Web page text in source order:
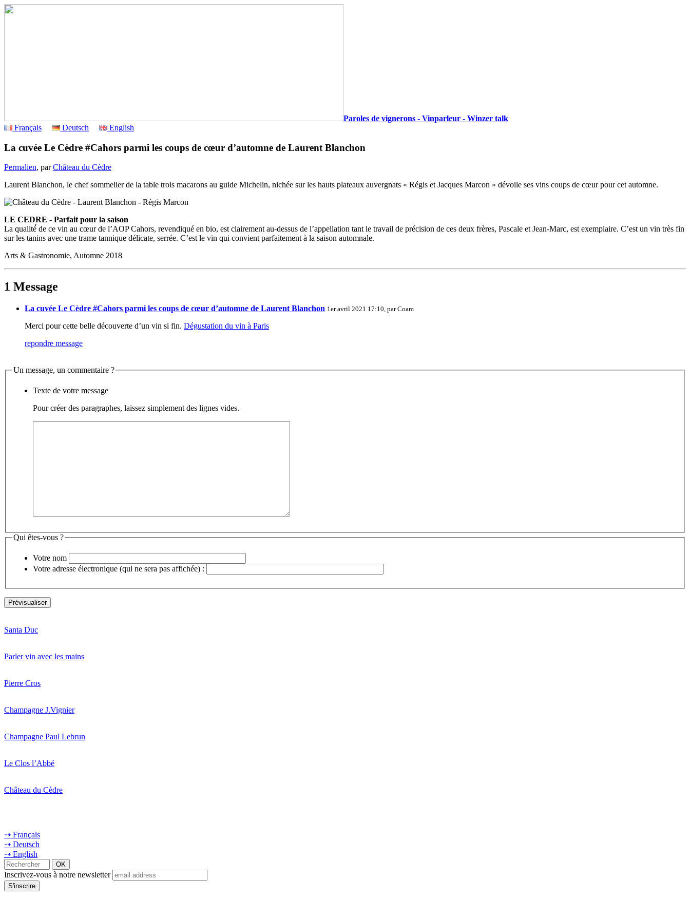
Paroles de vignerons - Vinparleur - Winzer talk
Français
Deutsch English
La cuvée Le Cèdre #Cahors parmi les coups de cœur d’automne de Laurent Blanchon
Permalien, parChâteau du Cèdre
Laurent Blanchon, le chef sommelier de la table trois macarons au guide Michelin, nichée sur les hauts plateaux auvergnats « Régis et Jacques Marcon » dévoile ses vins coups de cœur pour cet automne.
LE CEDRE - Parfait pour la saison
La qualité́ de ce vin au cœur de l’AOP Cahors, revendiqué en bio, est clairement au-dessus de l’appellation tant le travail de précision de ces deux frères, Pascale et Jean-Marc, est exemplaire. C’est un vin très fin
sur les tanins avec une trame tannique délicate, serrée. C’est le vin qui convient parfaitement à la saison automnale.
Arts & Gastronomie, Automne 2018
1 Message
La cuvée Le Cèdre #Cahors parmi les coups de cœur d’automne de Laurent Blanchon 1er avril 2021 17:10, parCoam
Merci pour cette belle découverte d’un vin si fin. Dégustation du vin à Paris
repondre message
Un message, un commentaire ?
Texte de votre message
Pour créer des paragraphes, laissez simplement des lignes vides.
Qui êtes-vous ?
Votre nom
Votre adresse électronique (qui ne sera pas affichée) :
Santa Duc
Parler vin avec les mains
Pierre Cros
Champagne J.Vignier
Champagne Paul Lebrun
Le Clos l’Abbé
Château du Cèdre
⇢ Français
⇢ Deutsch
⇢ English
Inscrivez-vous à notre newsletter